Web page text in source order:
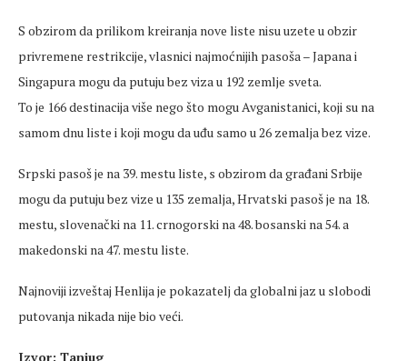
S obzirom da prilikom kreiranja nove liste nisu uzete u obzir
privremene restrikcije, vlasnici najmoćnijih pasoša – Japana i
Singapura mogu da putuju bez viza u 192 zemlje sveta.
To je 166 destinacija više nego što mogu Avganistanici, koji su na
samom dnu liste i koji mogu da uđu samo u 26 zemalja bez vize.
Srpski pasoš je na 39. mestu liste, s obzirom da građani Srbije
mogu da putuju bez vize u 135 zemalja, Hrvatski pasoš je na 18.
mestu, slovenački na 11. crnogorski na 48. bosanski na 54. a
makedonski na 47. mestu liste.
Najnoviji izveštaj Henlija je pokazatelj da globalni jaz u slobodi
putovanja nikada nije bio veći.
Izvor: Tanjug